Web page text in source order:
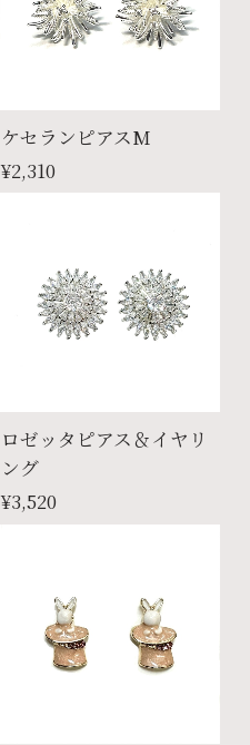
ケセランピアスM
¥2,310
ロゼッタピアス＆イヤリ
ング
¥3,520